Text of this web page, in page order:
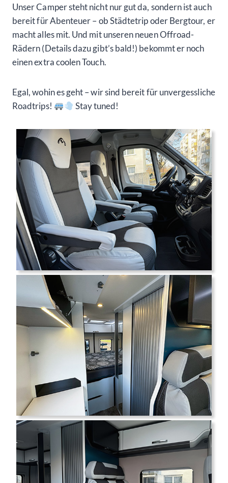
Unser Camper steht nicht nur gut da, sondern ist auch
bereit für Abenteuer – ob Städtetrip oder Bergtour, er
macht alles mit. Und mit unseren neuen Offroad-
Rädern (Details dazu gibt’s bald!) bekommt er noch
einen extra coolen Touch.
Egal, wohin es geht – wir sind bereit für unvergessliche
Roadtrips!
Stay tuned!